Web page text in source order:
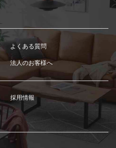
よくある質問
法人のお客様へ
採用情報